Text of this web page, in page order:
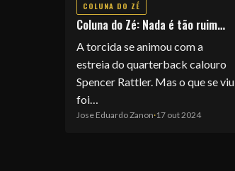
COLUNA DO ZÉ
Coluna do Zé: Nada é tão ruim…
A torcida se animou com a
estreia do quarterback calouro
Spencer Rattler. Mas o que se viu
foi…
Jose Eduardo Zanon·17 out 2024